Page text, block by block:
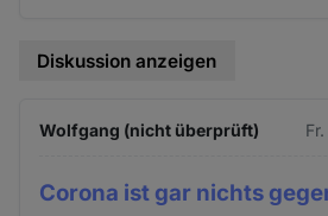
Diskussion anzeigen
Wolfgang (nicht überprüft)
Corona ist gar nichts